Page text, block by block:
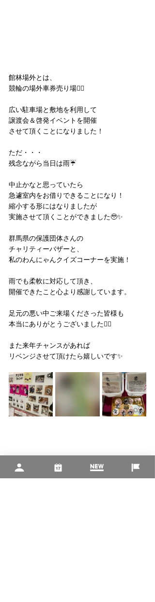
館林場外とは、
競輪の場外車券売り場🚴‍♀️
広い駐車場と敷地を利用して
譲渡会＆啓発イベントを開催
させて頂くことになりました！
ただ・・・
残念ながら当日は雨☔️
中止かなと思っていたら
急遽室内をお借りできることになり！
縮小する形にはなりましたが
実施させて頂くことができました🥹✨
群馬県の保護団体さんの
チャリティーバザーと、
私のわんにゃんクイズコーナーを実施！
雨でも柔軟に対応して頂き、
開催できたこと心より感謝しています。
足元の悪い中ご来場くださった皆様も
本当にありがとうございました🙇‍♀️
また来年チャンスがあれば
リベンジさせて頂けたら嬉しいです✨